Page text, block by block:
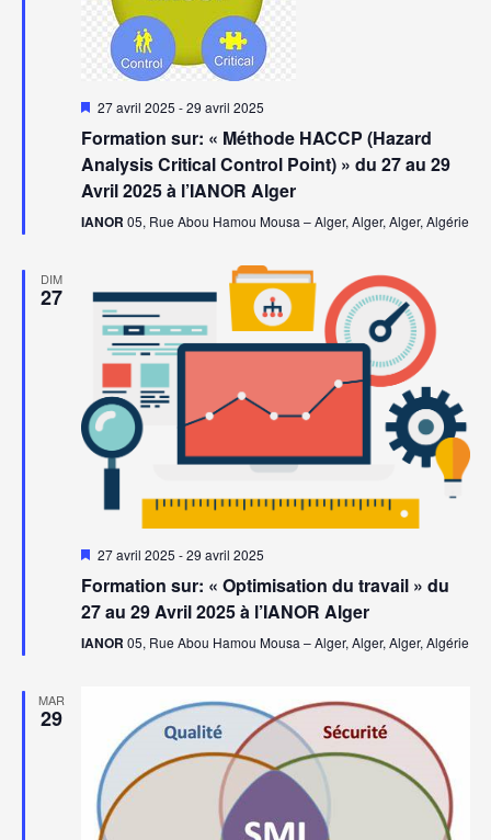
Mis
avant
27 avril 2025 -29 avril 2025
Formation sur: « Méthode HACCP (Hazard
Analysis Critical Control Point) » du 27 au 29
Avril 2025 à l’IANOR Alger
IANOR 05, Rue Abou Hamou Mousa – Alger, Alger, Alger, Algérie
DIM
27
Mis
avant
27 avril 2025 -29 avril 2025
Formation sur: « Optimisation du travail » du
27 au 29 Avril 2025 à l’IANOR Alger
IANOR 05, Rue Abou Hamou Mousa – Alger, Alger, Alger, Algérie
MAR
29